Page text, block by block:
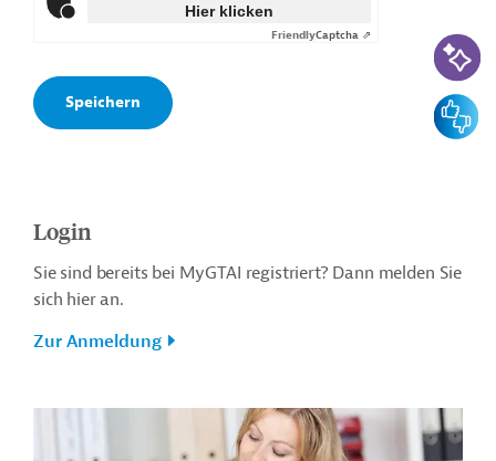
Hier klicken
FriendlyCaptcha ⇗
Login
Sie sind bereits bei MyGTAI registriert? Dann melden Sie
sich hier an.
Zur Anmeldung
KI-